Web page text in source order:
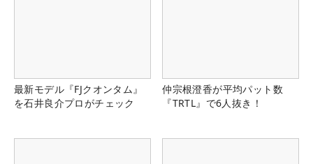
最新モデル『FJクオンタム』
を石井良介プロがチェック
仲宗根澄香が平均パット数
『TRTL』で6人抜き！